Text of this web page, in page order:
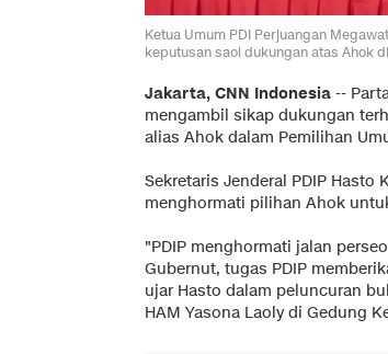
Ketua Umum PDI Perjuangan
keputusan saol dukungan atas Ahok
Jakarta, CNN Indonesia --
mengambil sikap dukungan
alias Ahok dalam Pemilihan
Sekretaris Jenderal PDIP
menghormati pilihan Ahok
"PDIP menghormati jalan
Gubernut, tugas PDIP
ujar Hasto dalam peluncuran
HAM Yasona Laoly di Gedung